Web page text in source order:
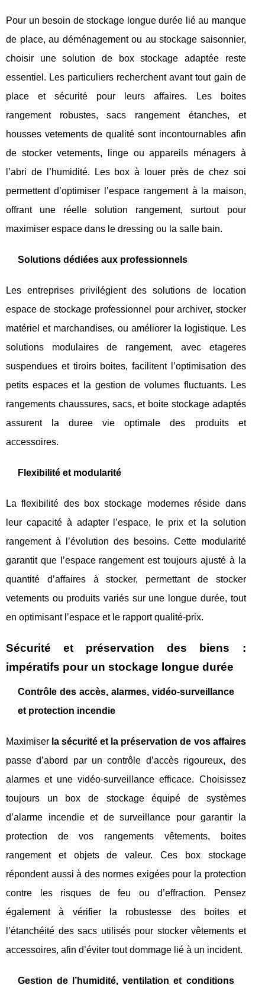
Pour un besoin de stockage longue durée lié au manque
de place, au déménagement ou au stockage saisonnier,
choisir une solution de box stockage adaptée reste
essentiel. Les particuliers recherchent avant tout gain de
place et sécurité pour leurs affaires. Les boites
rangement robustes, sacs rangement étanches, et
housses vetements de qualité sont incontournables afin
de stocker vetements, linge ou appareils ménagers à
l’abri de l’humidité. Les box à louer près de chez soi
permettent d’optimiser l’espace rangement à la maison,
offrant une réelle solution rangement, surtout pour
maximiser espace dans le dressing ou la salle bain.
Solutions dédiées aux professionnels
Les entreprises privilégient des solutions de location
espace de stockage professionnel pour archiver, stocker
matériel et marchandises, ou améliorer la logistique. Les
solutions modulaires de rangement, avec etageres
suspendues et tiroirs boites, facilitent l’optimisation des
petits espaces et la gestion de volumes fluctuants. Les
rangements chaussures, sacs, et boite stockage adaptés
assurent la duree vie optimale des produits et
accessoires.
Flexibilité et modularité
La flexibilité des box stockage modernes réside dans
leur capacité à adapter l’espace, le prix et la solution
rangement à l’évolution des besoins. Cette modularité
garantit que l’espace rangement est toujours ajusté à la
quantité d’affaires à stocker, permettant de stocker
vetements ou produits variés sur une longue durée, tout
en optimisant l’espace et le rapport qualité-prix.
Sécurité et préservation des biens :
impératifs pour un stockage longue durée
Contrôle des accès, alarmes, vidéo-surveillance
et protection incendie
Maximiser la sécurité et la préservation de vos affaires
passe d’abord par un contrôle d’accès rigoureux, des
alarmes et une vidéo-surveillance efficace. Choisissez
toujours un box de stockage équipé de systèmes
d’alarme incendie et de surveillance pour garantir la
protection de vos rangements vêtements, boites
rangement et objets de valeur. Ces box stockage
répondent aussi à des normes exigées pour la protection
contre les risques de feu ou d’effraction. Pensez
également à vérifier la robustesse des boites et
l’étanchéité des sacs utilisés pour stocker vêtements et
accessoires, afin d’éviter tout dommage lié à un incident.
Gestion de l’humidité, ventilation et conditions